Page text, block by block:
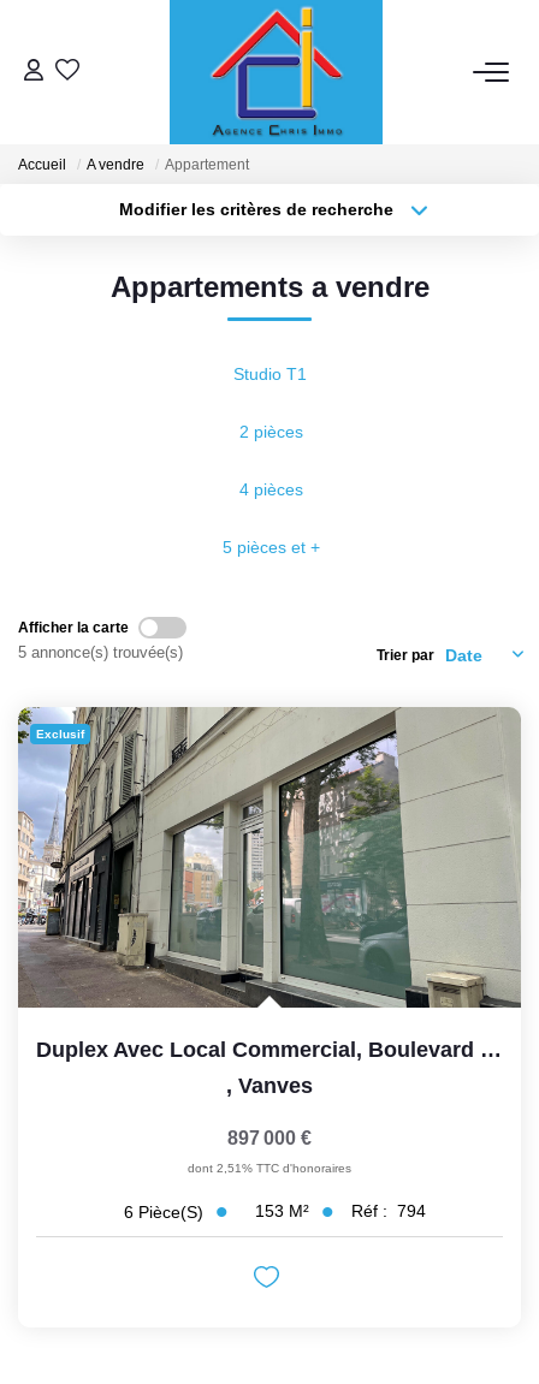
ACHETER
Nos Témoignages
EN
Accueil A vendre Appartement
Modifier les critères de recherche
Appartements a vendre
Studio T1
2 pièces
4 pièces
5 pièces et +
Afficher la carte
5 annonce(s) trouvée(s) Trier par
Exclusif
Duplex Avec Local Commercial, Boulevard Du Lycée À Vanves...
, Vanves
897 000 €
dont 2,51% TTC d'honoraires
6 Pièce(s) 153 M² Réf : 794